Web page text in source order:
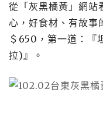
從「灰黑橘黃」網站
心，好食材、有故事
＄ 650 ，第一道：『
拉)』。